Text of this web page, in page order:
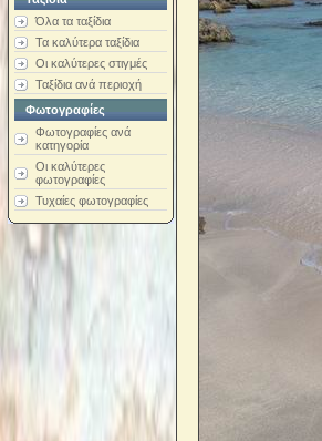
Όλα τα ταξίδια
Τα καλύτερα ταξίδια
Οι καλύτερες στιγμές
Ταξίδια ανά περιοχή
Φωτογραφίες
Φωτογραφίες ανά
κατηγορία
Οι καλύτερες
φωτογραφίες
Τυχαίες φωτογραφίες